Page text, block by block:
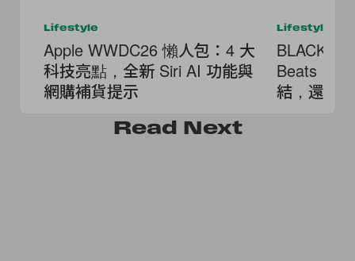
Lifestyle
Apple WWDC26 懶人包：4 大
科技亮點，全新 Siri AI 功能與
網購補貨提示
Lifestyle
Beats：換
結，還會
Read Next